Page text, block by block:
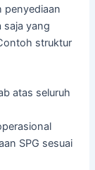
penyediaan
saja yang
struktur
atas seluruh
SPG sesuai